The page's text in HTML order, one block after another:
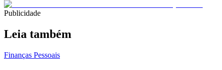
Publicidade
Leia também
Finanças Pessoais